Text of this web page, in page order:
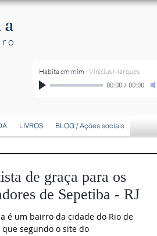
Habita em mim -Vinicius Marques
00:00/ 00:00
LIVROS BLOG / Ações sociais
de graça para os
de Sepetiba - RJ
é um bairro da cidade do Rio de
que segundo o site do